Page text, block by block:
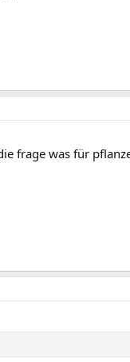
frage was für